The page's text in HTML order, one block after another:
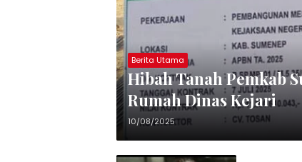
Berita Utama
Hibah Tanah Pemkab
Rumah Dinas Kejari
10/08/2025